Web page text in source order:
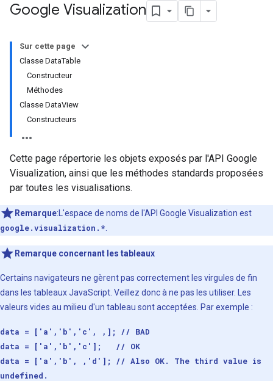
Google Visualization
Sur cette page
Classe DataTable
Constructeur
Méthodes
Classe DataView
Constructeurs
Cette page répertorie les objets exposés par l'API Google
Visualization, ainsi que les méthodes standards proposées
par toutes les visualisations.
Remarque:L'espace de noms de l'API Google Visualization est
google.visualization.*
Remarque concernant les tableaux
Certains navigateurs ne gèrent pas correctement les virgules de fin
dans les tableaux JavaScript. Veillez donc à ne pas les utiliser. Les
valeurs vides au milieu d'un tableau sont acceptées. Par exemple :
data = ['a','b','c', ,]; // BAD
data = ['a','b','c']; // OK
data = ['a','b', ,'d']; // Also OK. The third value is
undefined.